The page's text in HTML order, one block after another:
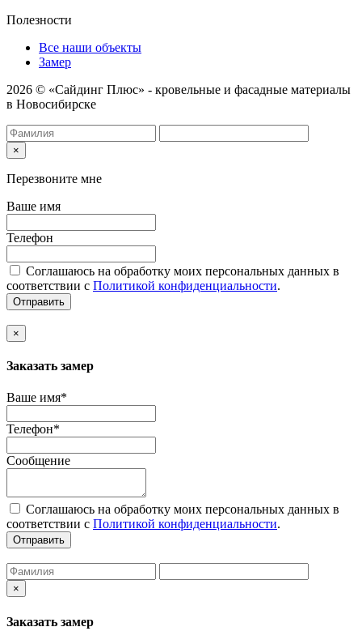
Полезности
Все наши объекты
Замер
2026 © «Сайдинг Плюс» - кровельные и фасадные материалы
в Новосибирске
×
Перезвоните мне
Ваше имя
Телефон
Соглашаюсь на обработку моих персональных данных в
соответствии с Политикой конфиденциальности.
Отправить
×
Заказать замер
Ваше имя*
Телефон*
Сообщение
Соглашаюсь на обработку моих персональных данных в
соответствии с Политикой конфиденциальности.
Отправить
×
Заказать замер